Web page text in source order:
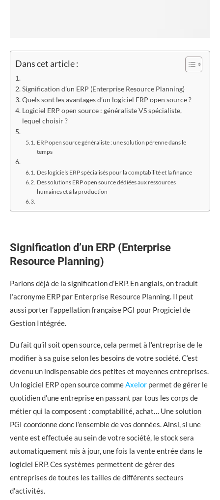
Dans cet article :
Signification d’un ERP (Enterprise Resource Planning)
Quels sont les avantages d’un logiciel ERP open source ?
Logiciel ERP open source : généraliste VS spécialiste,
lequel choisir ?
ERP open source généraliste : une solution pérenne dans le
temps
Des logiciels ERP spécialisés pour la comptabilité et la finance
Des solutions ERP open source dédiées aux ressources
humaines et à la production
Signification d’un ERP (Enterprise
Resource Planning)
Parlons déjà de la signification d’ERP. En anglais, on traduit
l’acronyme ERP par Enterprise Resource Planning. Il peut
aussi porter l’appellation française PGI pour Progiciel de
Gestion Intégrée.
Du fait qu’il soit open source, cela permet à l’entreprise de le
modifier à sa guise selon les besoins de votre société. C’est
devenu un indispensable des petites et moyennes entreprises.
Un logiciel ERP open source commeAxelor permet de gérer le
quotidien d’une entreprise en passant par tous les corps de
métier qui la composent : comptabilité, achat… Une solution
PGI coordonne donc l’ensemble de vos données. Ainsi, si une
vente est effectuée au sein de votre société, le stock sera
automatiquement mis à jour, une fois la vente entrée dans le
logiciel ERP. Ces systèmes permettent de gérer des
entreprises de toutes les tailles de différents secteurs
d’activités.